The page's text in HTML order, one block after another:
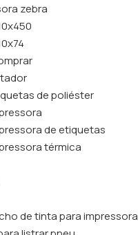
zebra
de poliéster
de etiquetas
térmica
de tinta para impressora